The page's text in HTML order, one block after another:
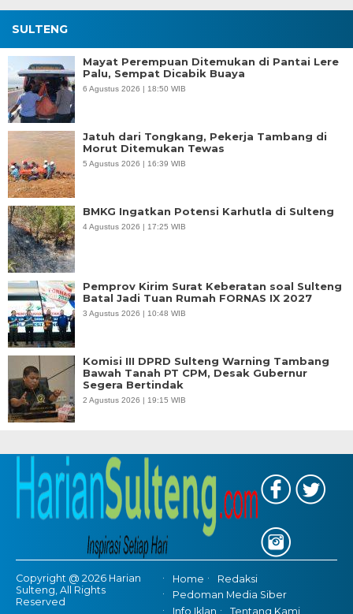
SULTENG
Mayat Perempuan Ditemukan di Pantai Lere
Palu, Sempat Dicabik Buaya
6 Agustus 2026 | 18:50 WIB
Jatuh dari Tongkang, Pekerja Tambang di
Morut Ditemukan Tewas
5 Agustus 2026 | 16:39 WIB
BMKG Ingatkan Potensi Karhutla di Sulteng
4 Agustus 2026 | 17:25 WIB
Pemprov Kirim Surat Keberatan soal Sulteng
Batal Jadi Tuan Rumah FORNAS IX 2027
3 Agustus 2026 | 10:48 WIB
Komisi III DPRD Sulteng Warning Tambang
Bawah Tanah PT CPM, Desak Gubernur
Segera Bertindak
2 Agustus 2026 | 19:15 WIB
Copyright @ 2026 Harian
Sulteng, All Rights
Reserved
Home
Redaksi
Pedoman Media Siber
Info Iklan
Tentang Kami